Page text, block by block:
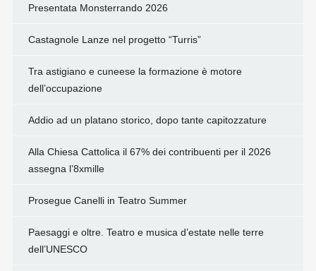
Presentata Monsterrando 2026
Castagnole Lanze nel progetto “Turris”
Tra astigiano e cuneese la formazione è motore
dell’occupazione
Addio ad un platano storico, dopo tante capitozzature
Alla Chiesa Cattolica il 67% dei contribuenti per il 2026
assegna l’8xmille
Prosegue Canelli in Teatro Summer
Paesaggi e oltre. Teatro e musica d’estate nelle terre
dell’UNESCO